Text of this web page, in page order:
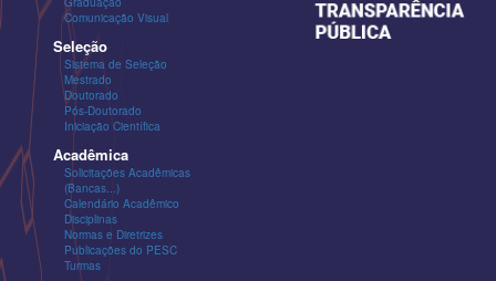
Comunicação Visual
Seleção
Sistema de Seleção
Mestrado
Doutorado
Pós-Doutorado
Iniciação Científica
Acadêmica
Solicitações Acadêmicas
(Bancas...)
Calendário Acadêmico
Disciplinas
Normas e Diretrizes
Publicações do PESC
Turmas